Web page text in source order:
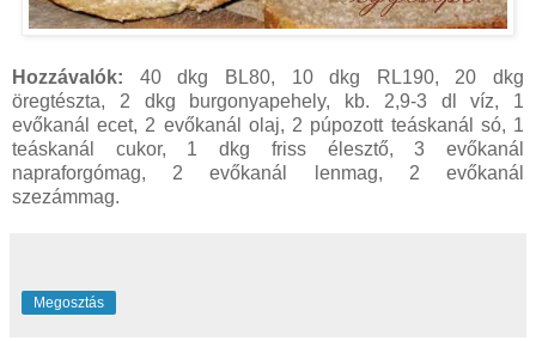
Hozzávalók: 40 dkg BL80, 10 dkg RL190, 20 dkg
öregtészta, 2 dkg burgonyapehely, kb. 2,9-3 dl víz, 1
evőkanál ecet, 2 evőkanál olaj, 2 púpozott teáskanál só, 1
teáskanál cukor, 1 dkg friss élesztő, 3 evőkanál
napraforgómag, 2 evőkanál lenmag, 2 evőkanál
szezámmag.
Megosztás